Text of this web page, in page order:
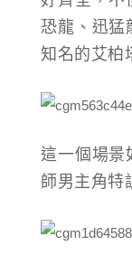
恐龍、迅猛
知名的艾柏
這一個場景
師男主角特